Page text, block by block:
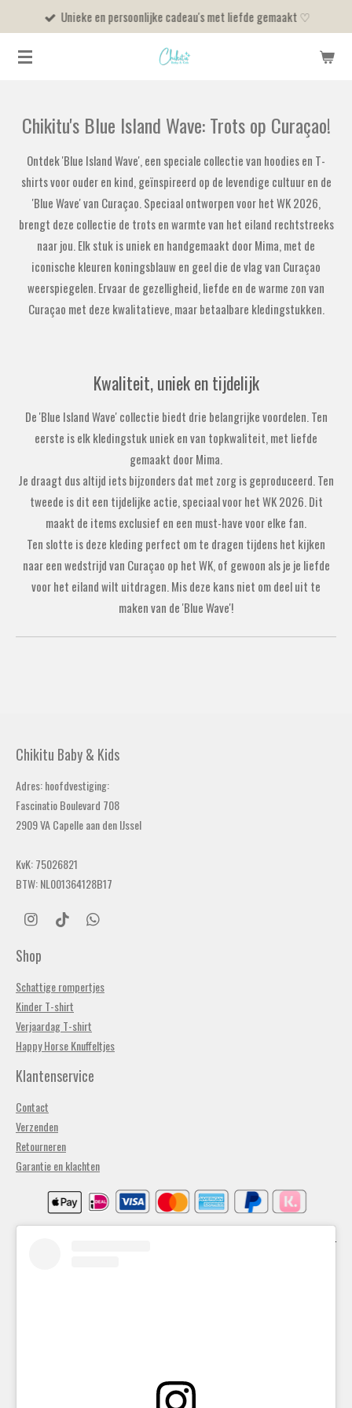
naar
Unieke en persoonlijke cadeau's met liefde gemaakt ♡
Chikitu's Blue Island Wave: Trots op Curaçao!
Ontdek 'Blue Island Wave', een speciale collectie van hoodies en T-
shirts voor ouder en kind, geïnspireerd op de levendige cultuur en de
'Blue Wave' van Curaçao. Speciaal ontworpen voor het WK 2026,
brengt deze collectie de trots en warmte van het eiland rechtstreeks
naar jou. Elk stuk is uniek en handgemaakt door Mima, met de
iconische kleuren koningsblauw en geel die de vlag van Curaçao
weerspiegelen. Ervaar de gezelligheid, liefde en de warme zon van
Curaçao met deze kwalitatieve, maar betaalbare kledingstukken.
Kwaliteit, uniek en tijdelijk
De 'Blue Island Wave' collectie biedt drie belangrijke voordelen. Ten
eerste is elk kledingstuk uniek en van topkwaliteit, met liefde
gemaakt door Mima.
Je draagt dus altijd iets bijzonders dat met zorg is geproduceerd. Ten
tweede is dit een tijdelijke actie, speciaal voor het WK 2026. Dit
maakt de items exclusief en een must-have voor elke fan.
Ten slotte is deze kleding perfect om te dragen tijdens het kijken
naar een wedstrijd van Curaçao op het WK, of gewoon als je je liefde
voor het eiland wilt uitdragen. Mis deze kans niet om deel uit te
maken van de 'Blue Wave'!
Chikitu Baby & Kids
Adres: hoofdvestiging:
Fascinatio Boulevard 708
2909 VA Capelle aan den IJssel
KvK: 75026821
BTW: NL001364128B17
I
s
a
g
r
a
T
o
k
W
s
A
Shop
Schattige rompertjes
Kinder T-shirt
Verjaardag T-shirt
Happy Horse Knuffeltjes
Klantenservice
Contact
Verzenden
Retourneren
Garantie en klachten